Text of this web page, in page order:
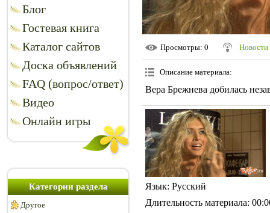
Блог
Гостевая книга
Каталог сайтов
Доска объявлений
FAQ (вопрос/ответ)
Видео
Онлайн игры
Категории раздела
Другое
Просмотры: 0 Новости
Описание материала:
Вера Брежнева добилась
Язык: Русский
Длительность материала: